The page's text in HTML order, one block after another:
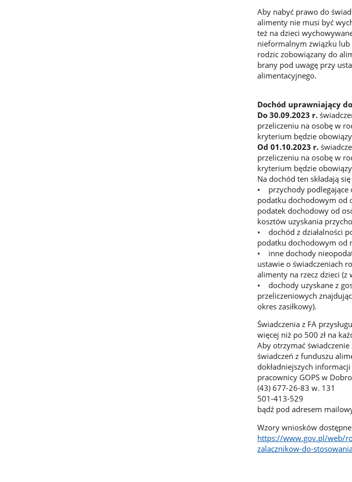
Aby nabyć prawo do
alimenty nie musi być
też na dzieci
nieformalnym związku lub
rodzic zobowiązany do
brany pod uwagę przy
alimentacyjnego.
Dochód uprawniający
Do 30.09.2023 r.
przeliczeniu na osobę w
kryterium będzie
Od 01.10.2023 r.
przeliczeniu na osobę w
kryterium będzie
Na dochód ten składają
• przychody podlegające
podatku dochodowym od
podatek dochodowy od
kosztów uzyskania
• dochód z działalności
podatku dochodowym od
• inne dochody
ustawie o świadczeniach
alimenty na rzecz dzieci
• dochody uzyskane z
przeliczeniowych
okres zasiłkowy).
Świadczenia z FA
więcej niż po 500 zł na
Aby otrzymać
świadczeń z funduszu
dokładniejszych
pracownicy GOPS w
(43) 677-26-83 w. 131
501-413-529
bądź pod adresem
Wzory wniosków
https://www.gov.pl/web/
zalacznikow-do-